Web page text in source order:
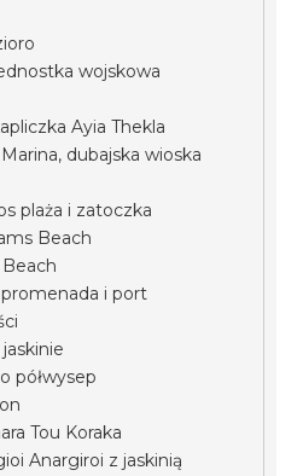
wojskowa
Ayia Thekla
dubajska wioska
plaża i zatoczka
Beach
Beach
i port
półwysep
Tou Koraka
Anargiroi z jaskinią